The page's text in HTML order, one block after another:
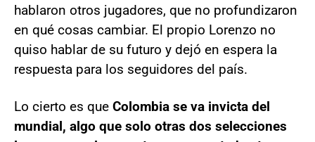
hablaron otros jugadores, que no profundizaron
en qué cosas cambiar. El propio Lorenzo no
quiso hablar de su futuro y dejó en espera la
respuesta para los seguidores del país.
Lo cierto es que Colombia se va invicta del
mundial, algo que solo otras dos selecciones